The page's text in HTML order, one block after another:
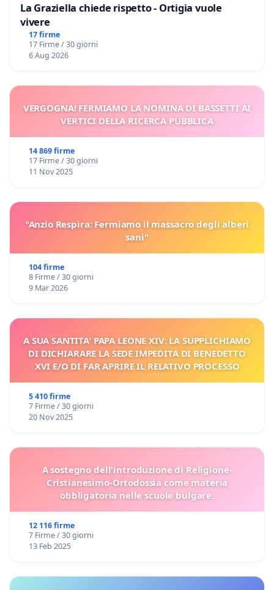
La Graziella chiede rispetto - Ortigia vuole
vivere
17 firme
17 Firme / 30 giorni
6 Aug 2026
VERGOGNA! FERMIAMO LA NOMINA DI BASSETTI AI
VERTICI DELLA RICERCA PUBBLICA
14 869 firme
17 Firme / 30 giorni
11 Nov 2025
"Anzio Respira: Fermiamo il massacro degli alberi
sani"
104 firme
8 Firme / 30 giorni
9 Mar 2026
A SUA SANTITA' PAPA LEONE XIV: LA SUPPLICHIAMO
DI DICHIARARE LA SEDE IMPEDITA DI BENEDETTO
XVI E/O DI FAR APRIRE IL RELATIVO PROCESSO
5 410 firme
7 Firme / 30 giorni
20 Nov 2025
A sostegno dell'introduzione di Religione-
Cristianesimo-Ortodossia come materia
obbligatoria nelle scuole bulgare.
12 116 firme
7 Firme / 30 giorni
13 Feb 2025